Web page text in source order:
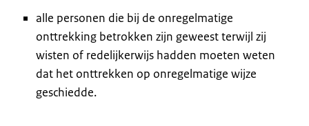
alle personen die bij de onregelmatige
onttrekking betrokken zijn geweest terwijl zij
wisten of redelijkerwijs hadden moeten weten
dat het onttrekken op onregelmatige wijze
geschiedde.